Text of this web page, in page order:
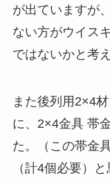
が出ていますが
ない方がウイス
ではないかと考
また後列用2×4
に、2×4金具 帯
た。（この帯金
（計4個必要）